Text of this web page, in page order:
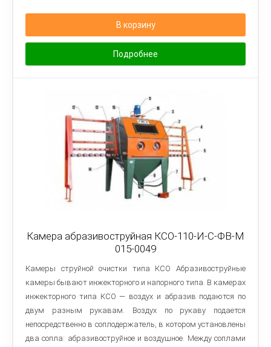
В корзину
Подробнее
Камера абразивоструйная КСО-110-И-С-ФВ-М
015-0049
Камеры струйной очистки типа КСО Абразивоструйные
камеры бывают инжекторного и напорного типа. В камерах
инжекторного типа КСО — воздух и абразив подаются по
двум разным рукавам. Воздух по рукаву подается
непосредственно в соплодержатель, в котором установлены
два сопла: абразивоструйное и воздушное. Между соплами